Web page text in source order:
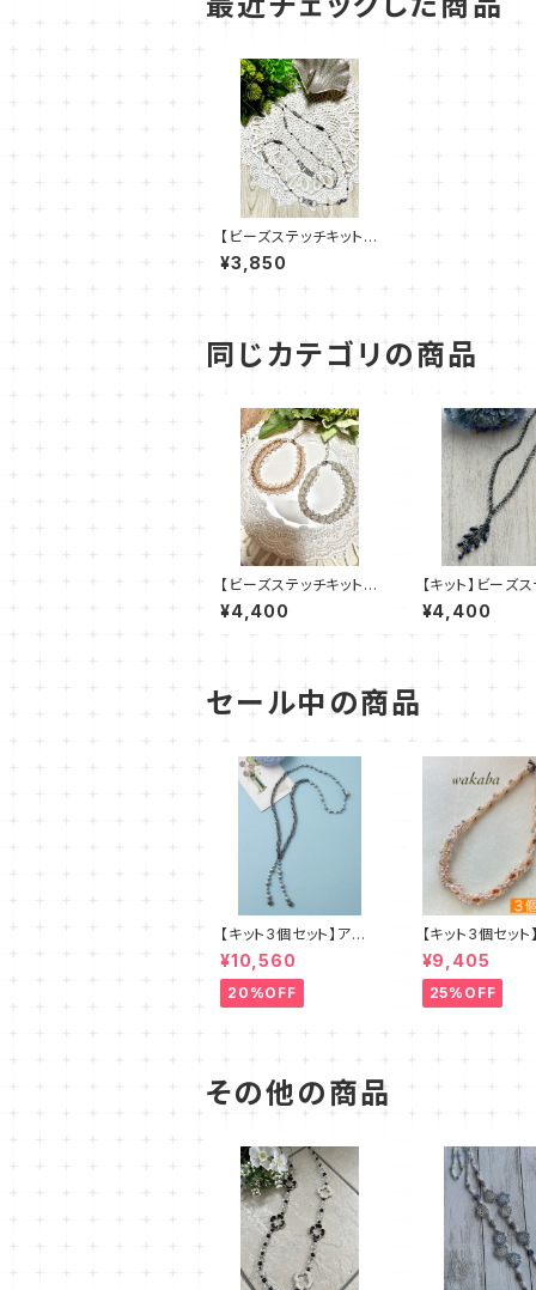
【ビーズステッチキット】
《モノトーン》amu＋塩
川千映子
¥3,850
同じカテゴリの商品
【ビーズステッチキット】
pitsi ピッツィ(2色)am
u＋塩川千映子
¥4,400
【キット】ビーズ
「エクラ・ブルー
子
¥4,400
セール中の商品
【キット3個セット】アル
セリア 新川智未
¥10,560
20%OFF
【キット3個セット
ズステッチキット
ー デザイン：
¥9,405
25%OFF
その他の商品